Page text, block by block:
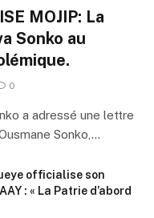
MOJIP: La
Sonko au
0
a adressé une lettre
Sonko,…
officialise son
: « La Patrie d’abord